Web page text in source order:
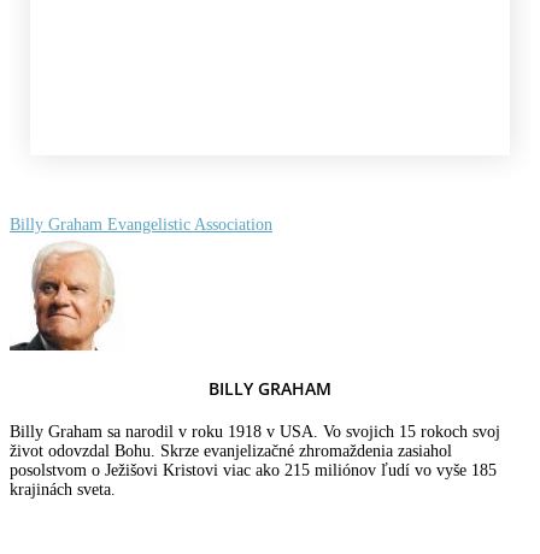
Billy Graham Evangelistic Association
BILLY GRAHAM
Billy Graham sa narodil v roku 1918 v USA. Vo svojich 15 rokoch svoj
život odovzdal Bohu. Skrze evanjelizačné zhromaždenia zasiahol
posolstvom o Ježišovi Kristovi viac ako 215 miliónov ľudí vo vyše 185
krajinách sveta.